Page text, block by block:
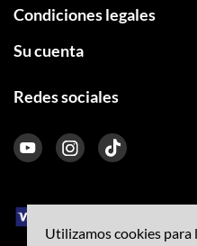
Utilizamos cookies para
Condiciones legales
Su cuenta
Redes sociales